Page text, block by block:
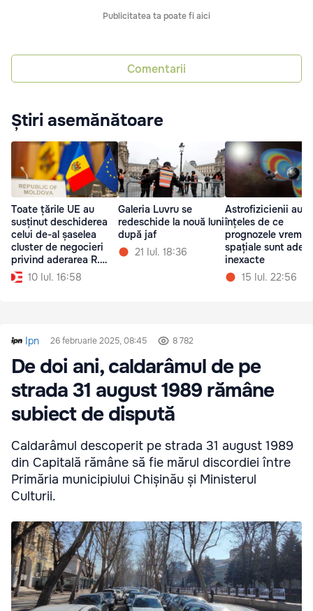
Publicitatea ta poate fi aici
Comentarii
Știri asemănătoare
Toate țările UE au
susținut deschiderea
celui de-al șaselea
cluster de negocieri
privind aderarea R.
Moldova
10 Iul. 16:58
Galeria Luvru se
redeschide la nouă luni
după jaf
21 Iul. 18:36
Astrofizicienii au
înțeles de ce
prognozele vremii
spațiale sunt
inexacte
15 Iul. 22:56
Ipn 26 februarie 2025, 08:45 8 782
De doi ani, caldarâmul de pe
strada 31 august 1989 rămâne
subiect de dispută
Caldarâmul descoperit pe strada 31 august 1989
din Capitală rămâne să fie mărul discordiei între
Primăria municipiului Chișinău și Ministerul
Culturii.